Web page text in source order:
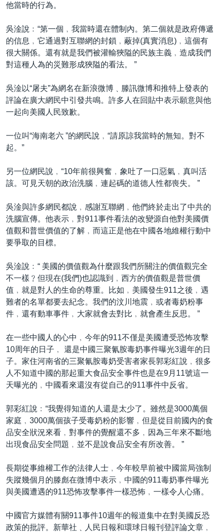
他當時的行為。
吳淦說﹕“第一個﹐我當時還在體制內。第二個就是政府傳遞
的信息﹐它通過對互聯網的封鎖﹐蔽掉(真實消息)﹐這個有
很大關係。還有就是我們被灌輸狹隘的民族主義﹐造成我們
對這種人為的災難形成狹隘的看法。 ”
吳淦以“屠夫”為網名在新浪微博﹑滕訊微博和推特上發表的
評論在廣大網民中引發共鳴。許多人在回貼中表示願意與他
一起向美國人民致歉。
一位叫“海南老六 ”的網民說﹐“請原諒我當時的無知。對不
起。”
另一位網民說﹐“10年前很興奮﹐象吐了一口惡氣﹐真叫活
該。可見天朝的政治洗腦﹐連起碼的道德人性都喪失。 ”
吳淦與許多網民都說﹐感謝互聯網﹐他們終於走出了中共的
洗腦宣傳。他表示﹐對911事件看法的改變源自他對美國價
值觀和普世價值的了解﹐而這正是他在中國各地維權行動中
要爭取的目標。
吳淦說﹕“ 美國的價值觀為什麼跟我們所關注的價值觀完全
不一樣﹖但現在(我們)也認識到﹐西方的價值觀是普世價
值﹐就是對人的生命的尊重。比如﹐美國發生911之後﹐遇
難者的名單都要去紀念。我們的汶川地震﹐或者毒奶粉事
件﹐還有動車事件﹐大家就會去對比﹐就會產生反思。 ”
在一些中國人的心中﹐今年的911不僅是美國遭受恐怖攻擊
10周年的日子﹐ 還是中國三聚氰胺毒奶事件曝光3週年的日
子。家住河南省的三聚氰胺毒奶受害者家長郭彩紅說﹐很多
人不知道中國的那起重大食品安全事件也是在9月11號這一
天曝光的﹐中國看來還沒有從自己的911事件中反省。
郭彩紅說﹕“我覺得知道的人還是太少了。雖然是3000萬個
家庭﹐3000萬個孩子受毒奶粉的影響﹐但是從目前國內的食
品安全狀況來看﹐對事件的覺醒還不多﹐因為三年來不斷地
出現食品安全問題﹐並不是說食品安全有所改善。 ”
長期從事維權工作的法律人士﹐今年較早前被中國當局強制
失蹤幾個月的滕彪在微博中表示﹐中國的911毒奶事件曝光
與美國遭遇的911恐怖攻擊事件一樣恐怖﹐一樣令人心痛。
中國官方媒體有關911事件10週年的報道集中在對美國反恐
政策的批評。新華社﹑人民日報和環球日報刊登評論文章﹐